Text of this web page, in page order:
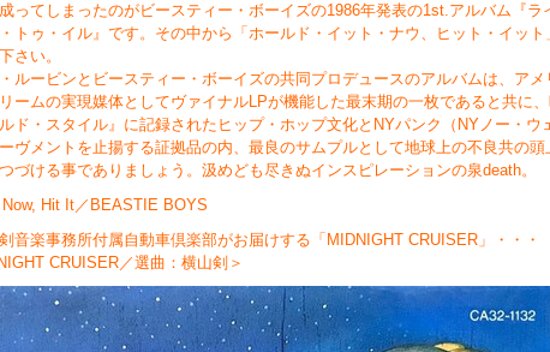
ってしまったのがビースティー・ボーイズの1986年発表の1st.アルバム『ラ
トゥ・イル』です。その中から「ホールド・イット・ナウ、ヒット・イット
さい。
ルービンとビースティー・ボーイズの共同プロデュースのアルバムは、アメ
ームの実現媒体としてヴァイナルLPが機能した最末期の一枚であると共に
ド・スタイル』に記録されたヒップ・ホップ文化とNYパンク（NYノー・ウ
ヴメントを止揚する証拠品の内、最良のサムプルとして地球上の不良共の頭
づける事でありましょう。汲めども尽きぬインスピレーションの泉death。
Hit It／BEASTIE BOYS
音楽事務所付属自動車倶楽部がお届けする「MIDNIGHT CRUISER」・・・
CRUISER／選曲：横山剣＞